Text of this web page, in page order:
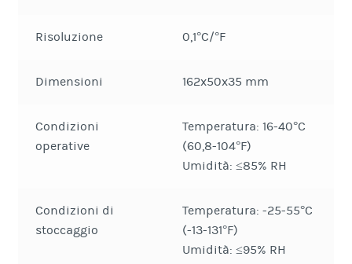
Risoluzione 0,1°C/°F
Dimensioni 162x50x35 mm
Condizioni
operative
Temperatura: 16-40°C
(60,8-104°F)
Umidità: ≤85% RH
Condizioni di
stoccaggio
Temperatura: -25-55°C
(-13-131°F)
Umidità: ≤95% RH